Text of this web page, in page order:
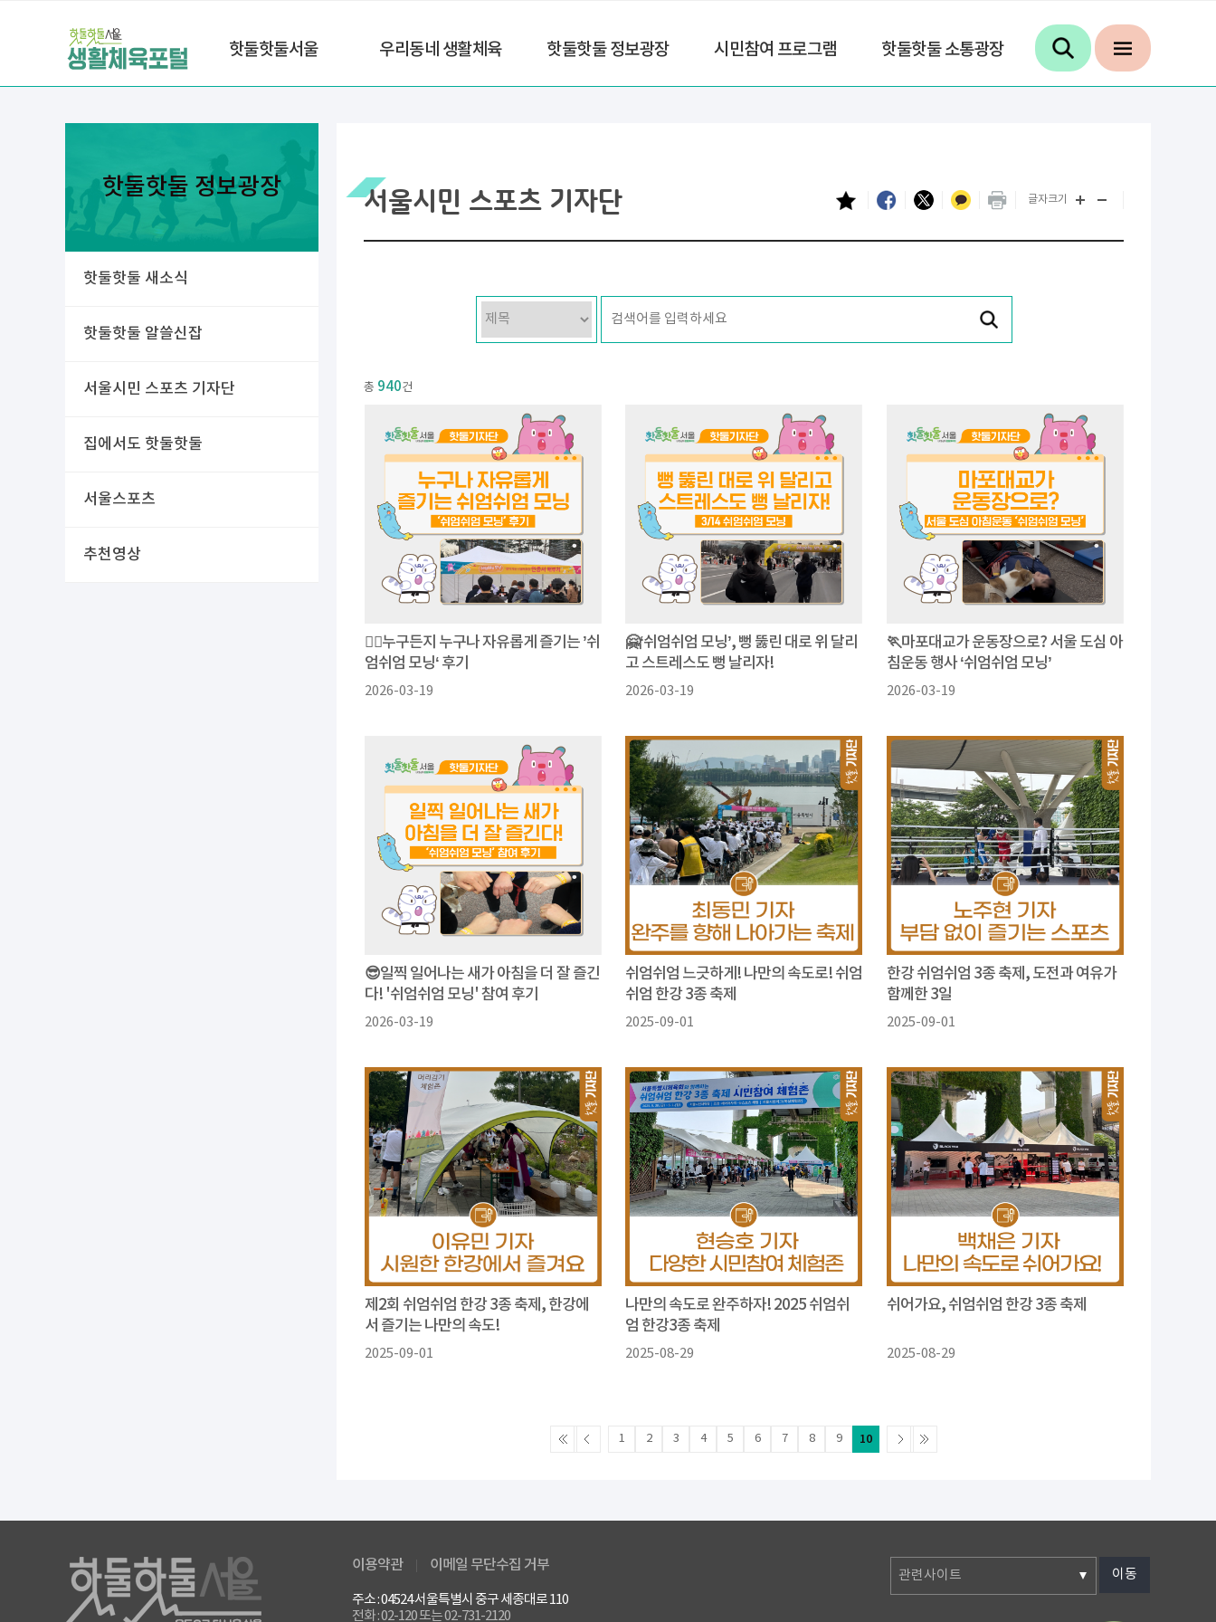
핫둘핫둘서울 우리동네 생활체육 핫둘핫둘 정보광장 시민참여 프로그램 핫둘핫둘 소통광장
핫둘핫둘 정보광장
핫둘핫둘 새소식
핫둘핫둘 알쓸신잡
서울시민 스포츠 기자단
집에서도 핫둘핫둘
서울스포츠
추천영상
서울시민 스포츠 기자단 글자크기
총 940건
❤️‍🔥누구든지 누구나 자유롭게 즐기는 ’쉬
엄쉬엄 모닝‘ 후기
2026-03-19
🤗‘쉬엄쉬엄 모닝’, 뻥 뚫린 대로 위 달리
고 스트레스도 뻥 날리자!
2026-03-19
🏃마포대교가 운동장으로? 서울 도심 아
침운동 행사 ‘쉬엄쉬엄 모닝’
2026-03-19
😎일찍 일어나는 새가 아침을 더 잘 즐긴
다! '쉬엄쉬엄 모닝' 참여 후기
2026-03-19
쉬엄쉬엄 느긋하게! 나만의 속도로! 쉬엄
쉬엄 한강 3종 축제
2025-09-01
한강 쉬엄쉬엄 3종 축제, 도전과 여유가
함께한 3일
2025-09-01
제2회 쉬엄쉬엄 한강 3종 축제, 한강에
서 즐기는 나만의 속도!
2025-09-01
나만의 속도로 완주하자! 2025 쉬엄쉬
엄 한강3종 축제
2025-08-29
쉬어가요, 쉬엄쉬엄 한강 3종 축제
2025-08-29
1 2 3 4 5 6 7 8 9 10
이용약관 이메일 무단수집 거부
주소 : 04524 서울특별시 중구 세종대로 110
전화 : 02-120 또는 02-731-2120
관련사이트 이동